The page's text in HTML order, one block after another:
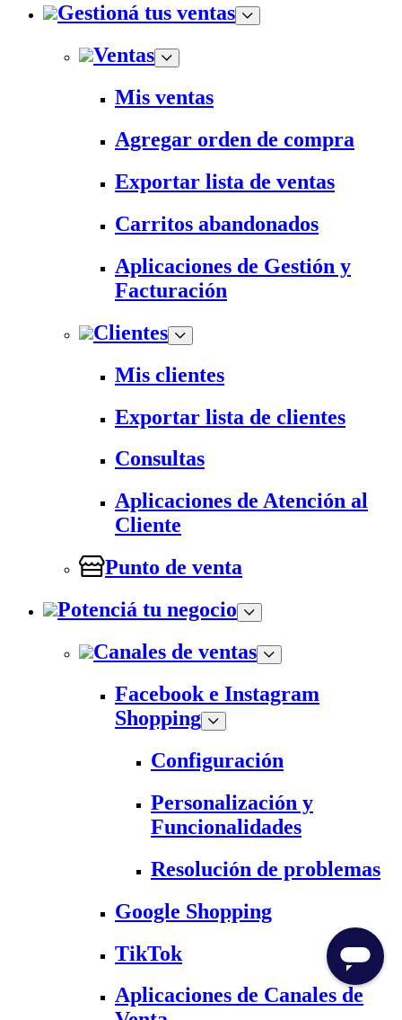
Gestioná tus ventas
Ventas
Mis ventas
Agregar orden de compra
Exportar lista de ventas
Carritos abandonados
Aplicaciones de Gestión y
Facturación
Clientes
Mis clientes
Exportar lista de clientes
Consultas
Aplicaciones de Atención al
Cliente
Punto de venta
Potenciá tu negocio
Canales de ventas
Facebook e Instagram
Shopping
Configuración
Personalización y
Funcionalidades
Resolución de problemas
Google Shopping
TikTok
Aplicaciones de Canales de